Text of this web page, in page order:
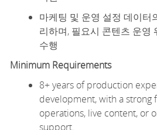
마케팅 및 운영 설정 데이터
리하며, 필요시 콘텐츠 운영
수행
MinimumRequirements
8+ years of production
development, with a strong
operations, live content, or
support.